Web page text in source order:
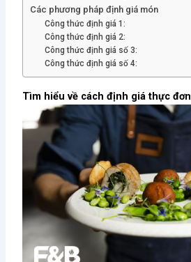
Các phương pháp định giá món
Công thức định giá 1:
Công thức định giá 2:
Công thức định giá số 3:
Công thức định giá số 4:
Tìm hiểu về cách định giá thực đơn